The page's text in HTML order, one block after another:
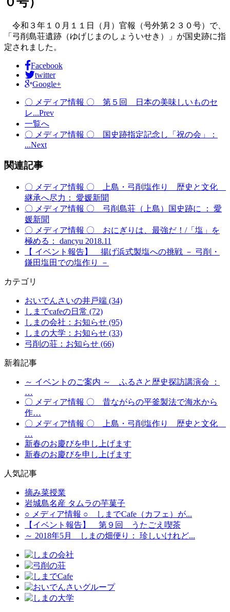
令和３年１０月１１日（月）官報（号外第２３０号）で、
「弓削島荘遺跡（ゆげじまのしょういせき）」が国史跡に指
定されました。
Facebook
twitter
Google+
〇 メディア情報 〇 第５回 日本の美味しいものセ
レ...Prev
一覧へ
〇 メディア情報 〇 国史跡指定記念し「祝の会」：
...Next
関連記事
〇 メディア情報 〇 上島・弓削塩作り 歴史と文化
継承へ尽力： 愛媛新聞
〇 メディア情報 〇 弓削島荘（上島）国史跡に ： 愛
媛新聞
〇 メディア情報 〇 おにぎりは、最強だ！/「塩」を
極める： dancyu 2018.11
【 イベント報告】 揚げ浜式製塩への挑戦 － 弓削・
鎌田塩田での塩作り －
カテゴリ
おいでんさいの井戸端 (34)
しまでcafeの日常 (72)
しまの会社：お知らせ (95)
しまの大学：お知らせ (33)
弓削の荘：お知らせ (66)
新着記事
～ イベントのご案内 ～ ふるさと歴史探訪講演会 ：
…
〇 メディア情報 〇 昔ながらの平釜製法で海水から
作…
〇 メディア情報 〇 上島・弓削塩作り 歴史と文化
…
新春のお慶びを申し上げます
新春のお慶びを申し上げます
人気記事
摘み菜授業
岩城島名産 タムラの芋菓子
○ メディア情報 ○ しまでCafe（カフェ）が...
【イベント報告】 第９回 うたごえ喫茶
～ 2018年5月 しまの畑便り： 珍しいけれど...